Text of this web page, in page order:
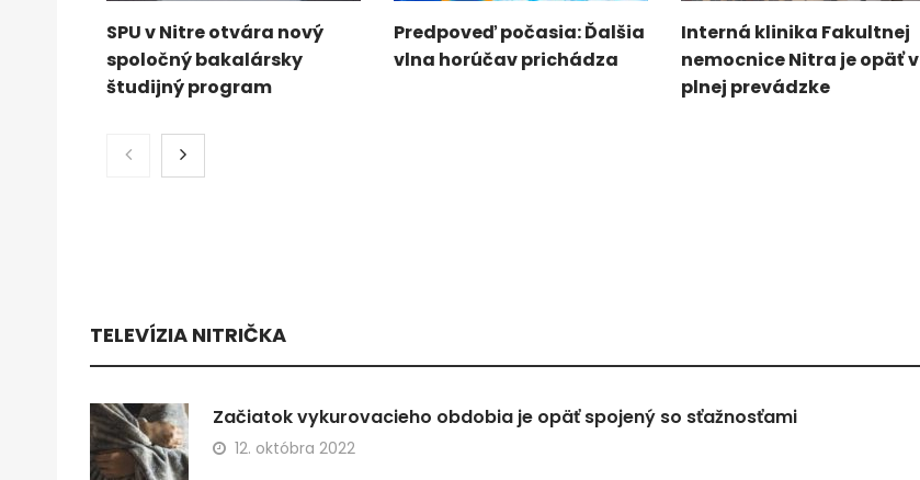
SPU v Nitre otvára nový
spoločný bakalársky
študijný program
Predpoveď počasia: Ďalšia
vlna horúčav prichádza
Interná klinika Fakultnej
nemocnice Nitra je opäť v
plnej prevádzke
TELEVÍZIA NITRIČKA
Začiatok vykurovacieho obdobia je opäť spojený so sťažnosťami
12. októbra 2022